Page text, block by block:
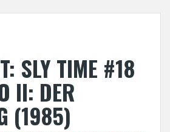
SLY TIME #18
II: DER
(1985)